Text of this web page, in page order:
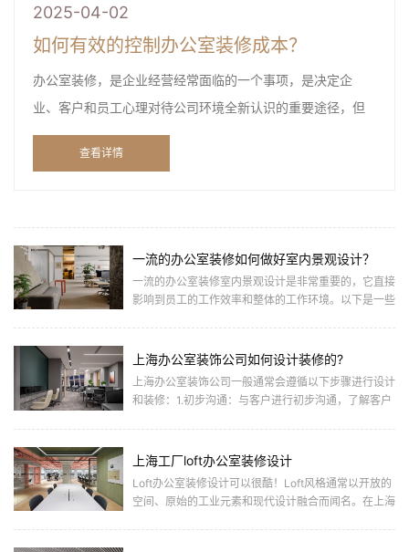
2025-04-02
如何有效的控制办公室装修成本？
办公室装修，是企业经营经常面临的一个事项，是决定企
业、客户和员工心理对待公司环境全新认识的重要途径，但
由于大多数企业主并非懂行，对办公室装修知之甚少，导致
装修下... ...
查看详情
一流的办公室装修如何做好室内景观设计？
一流的办公室装修室内景观设计是非常重要的，它直接
影响到员工的工作效率和整体的工作环境。以下是一些
上海办公室装饰公司如何设计装修的?
上海办公室装饰公司一般通常会遵循以下步骤进行设计
和装修：1.初步沟通：与客户进行初步沟通，了解客户
上海工厂loft办公室装修设计
Loft办公室装修设计可以很酷！Loft风格通常以开放的
空间、原始的工业元素和现代设计融合而闻名。在上海